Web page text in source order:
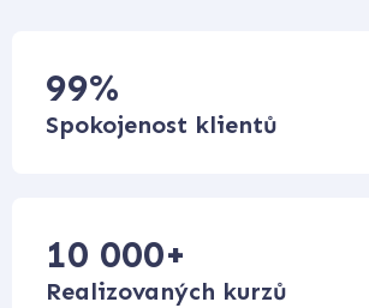
99%
Spokojenost klientů
10 000+
Realizovaných kurzů